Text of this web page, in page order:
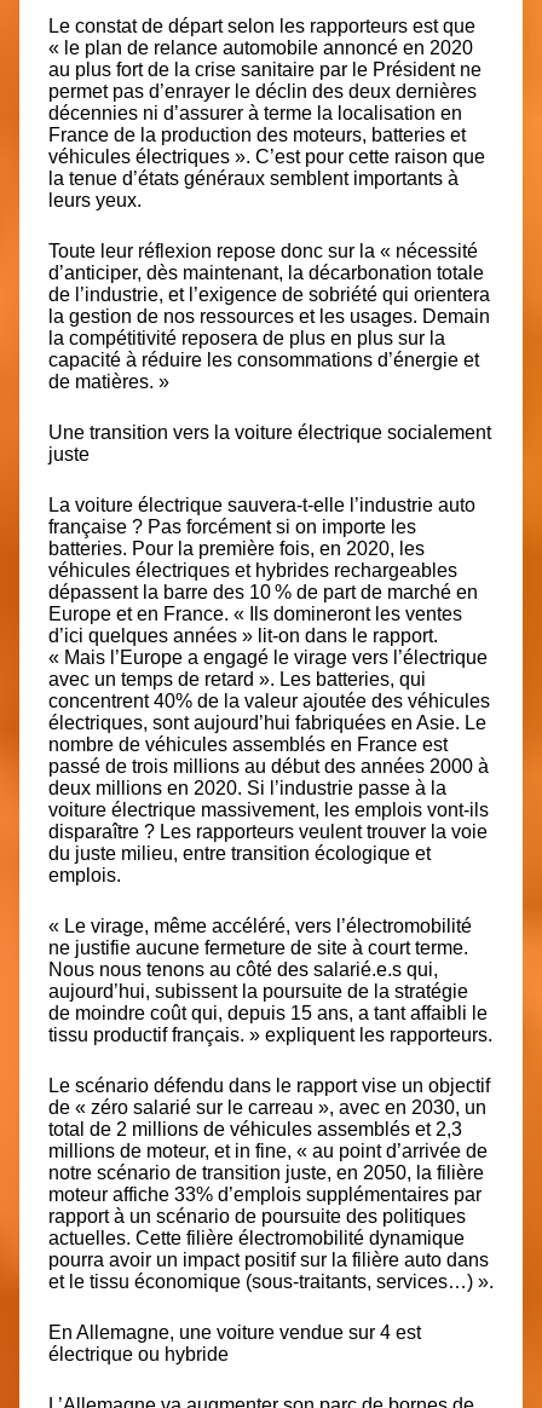
Le constat de départ selon les rapporteurs est que
« le plan de relance automobile annoncé en 2020
au plus fort de la crise sanitaire par le Président ne
permet pas d’enrayer le déclin des deux dernières
décennies ni d’assurer à terme la localisation en
France de la production des moteurs, batteries et
véhicules électriques ». C’est pour cette raison que
la tenue d’états généraux semblent importants à
leurs yeux.
Toute leur réflexion repose donc sur la « nécessité
d’anticiper, dès maintenant, la décarbonation totale
de l’industrie, et l’exigence de sobriété qui orientera
la gestion de nos ressources et les usages. Demain
la compétitivité reposera de plus en plus sur la
capacité à réduire les consommations d’énergie et
de matières. »
Une transition vers la voiture électrique socialement
juste
La voiture électrique sauvera-t-elle l’industrie auto
française ? Pas forcément si on importe les
batteries. Pour la première fois, en 2020, les
véhicules électriques et hybrides rechargeables
dépassent la barre des 10 % de part de marché en
Europe et en France. « Ils domineront les ventes
d’ici quelques années » lit-on dans le rapport.
« Mais l’Europe a engagé le virage vers l’électrique
avec un temps de retard ». Les batteries, qui
concentrent 40% de la valeur ajoutée des véhicules
électriques, sont aujourd’hui fabriquées en Asie. Le
nombre de véhicules assemblés en France est
passé de trois millions au début des années 2000 à
deux millions en 2020. Si l’industrie passe à la
voiture électrique massivement, les emplois vont-ils
disparaître ? Les rapporteurs veulent trouver la voie
du juste milieu, entre transition écologique et
emplois.
« Le virage, même accéléré, vers l’électromobilité
ne justifie aucune fermeture de site à court terme.
Nous nous tenons au côté des salarié.e.s qui,
aujourd’hui, subissent la poursuite de la stratégie
de moindre coût qui, depuis 15 ans, a tant affaibli le
tissu productif français. » expliquent les rapporteurs.
Le scénario défendu dans le rapport vise un objectif
de « zéro salarié sur le carreau », avec en 2030, un
total de 2 millions de véhicules assemblés et 2,3
millions de moteur, et in fine, « au point d’arrivée de
notre scénario de transition juste, en 2050, la filière
moteur affiche 33% d’emplois supplémentaires par
rapport à un scénario de poursuite des politiques
actuelles. Cette filière électromobilité dynamique
pourra avoir un impact positif sur la filière auto dans
et le tissu économique (sous-traitants, services…) ».
En Allemagne, une voiture vendue sur 4 est
électrique ou hybride